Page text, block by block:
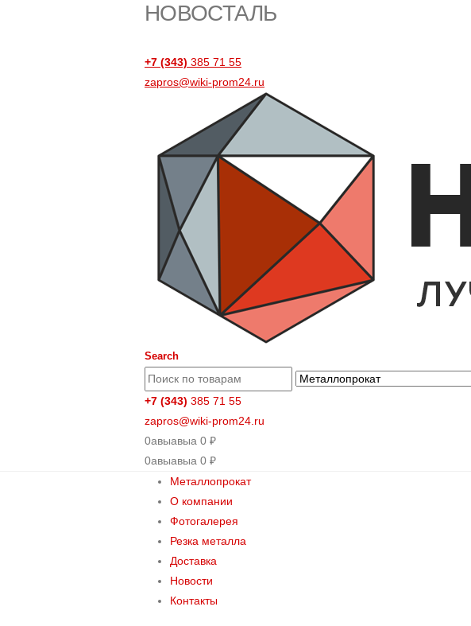
НОВОСТАЛЬ
+7 (343) 385 71 55
zapros@wiki-prom24.ru
Search
+7 (343) 385 71 55
zapros@wiki-prom24.ru
0авыавыа 0 ₽
0авыавыа 0 ₽
Металлопрокат
О компании
Фотогалерея
Резка металла
Доставка
Новости
Контакты